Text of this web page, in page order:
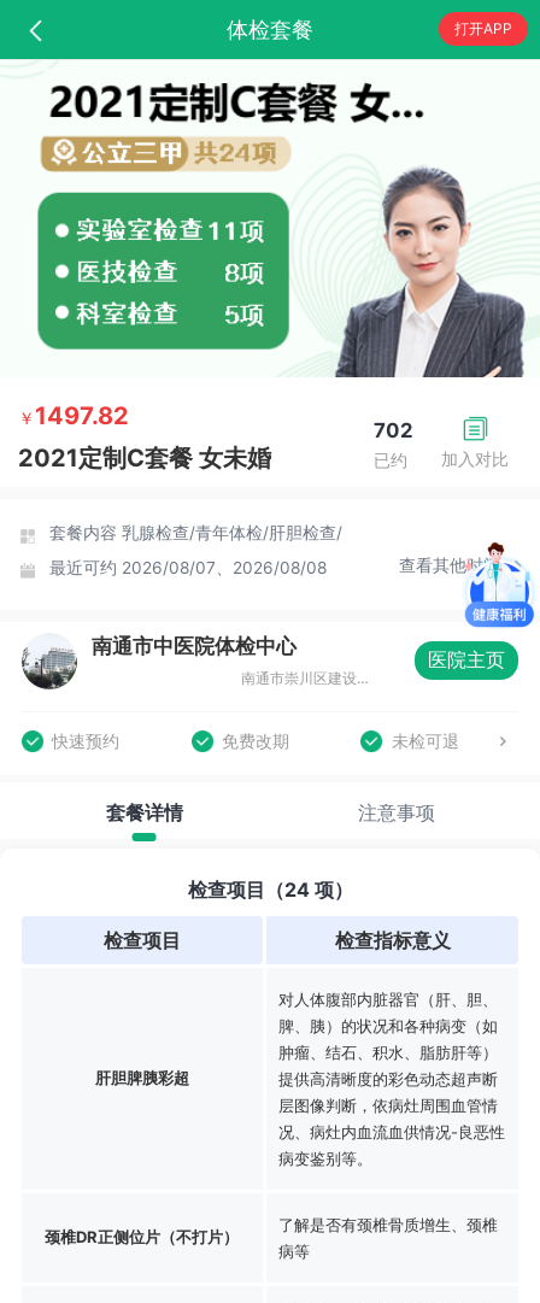
体检套餐 打开APP
加入对比
702
已约
￥ 1497.82
2021定制C套餐 女未婚
套餐内容 乳腺检查/青年体检/肝胆检查/
最近可约 2026/08/07、2026/08/08 查看其他时间
南通市中医院体检中心
南通市崇川区建设路41号，门诊四楼
医院主页
快速预约 免费改期 未检可退
套餐详情 注意事项
检查项目（24 项）
检查项目 检查指标意义
肝胆脾胰彩超
对人体腹部内脏器官（肝、胆、
脾、胰）的状况和各种病变（如
肿瘤、结石、积水、脂肪肝等）
提供高清晰度的彩色动态超声断
层图像判断，依病灶周围血管情
况、病灶内血流血供情况-良恶性
病变鉴别等。
颈椎DR正侧位片（不打片）
了解是否有颈椎骨质增生、颈椎
病等